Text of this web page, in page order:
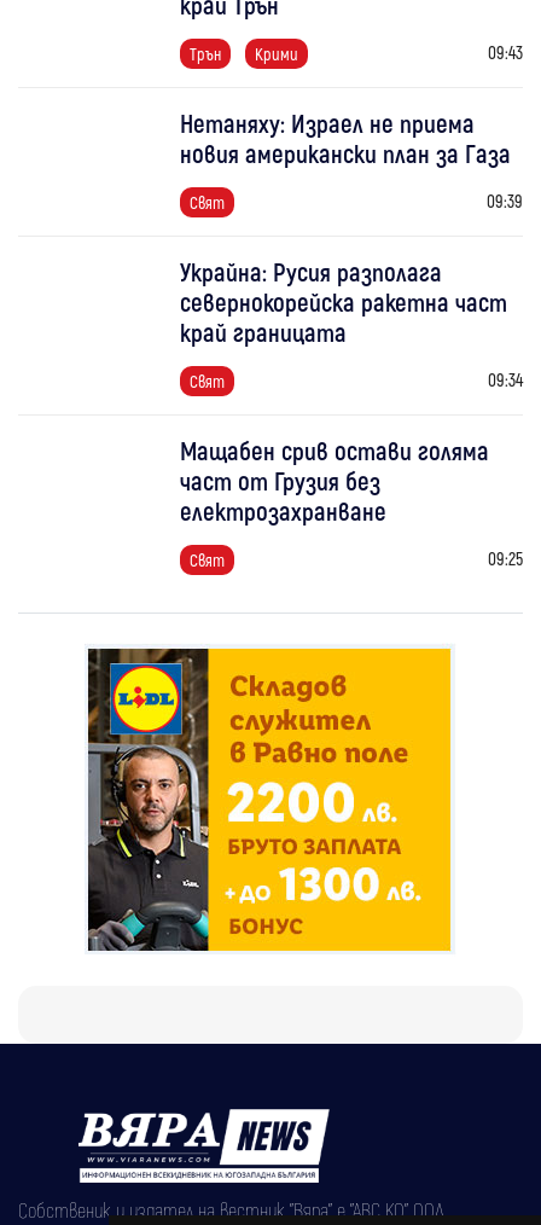
Трън Крими 09:43
Нетаняху: Израел не приема
новия американски план за Газа
Свят 09:39
Украйна: Русия разполага
севернокорейска ракетна част
край границата
Свят 09:34
Мащабен срив остави голяма
част от Грузия без
електрозахранване
Свят 09:25
Собственик и издател на вестник "Вяра" е "АВС КО" ООД,